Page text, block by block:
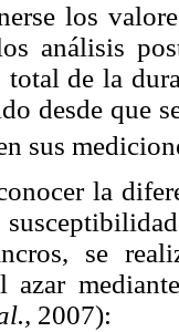
los
análisis
de la
desde que
sus
la
se
azar
2007):